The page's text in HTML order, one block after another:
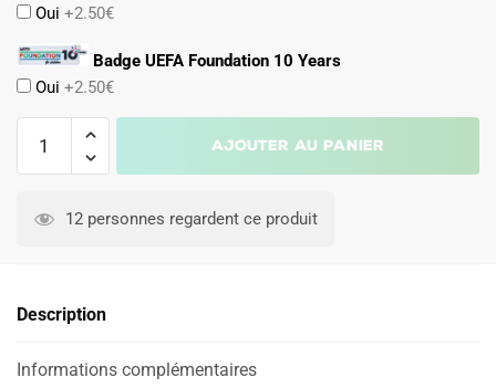
Oui +2.50€
Badge UEFA Foundation 10 Years
Oui +2.50€
2026
Ajouter au panier
n
t
12 personnes regardent ce produit
Description
Informations complémentaires